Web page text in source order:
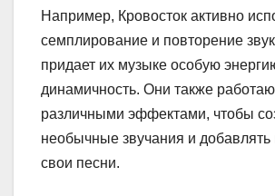
Например, Кровосток активно
семплирование и повторение
придает их музыке особую
динамичность. Они также
различными эффектами, чтобы
необычные звучания и добавлять
свои песни.